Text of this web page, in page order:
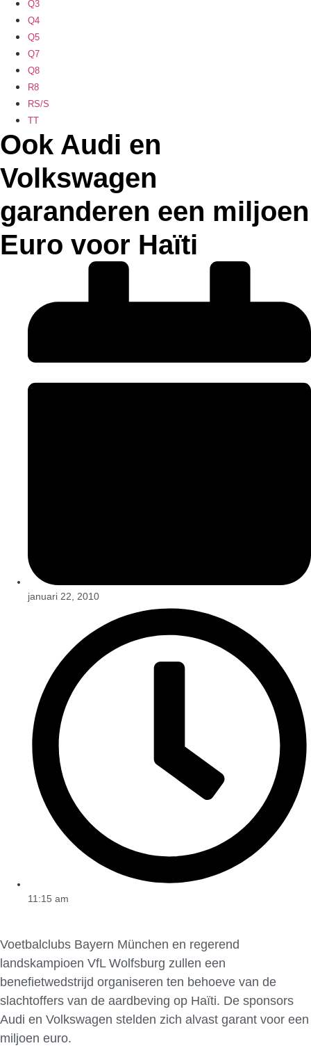
Q3
Q4
Q5
Q7
Q8
R8
RS/S
TT
Ook Audi en
Volkswagen
garanderen een miljoen
Euro voor Haïti
januari 22, 2010
11:15 am
Voetbalclubs Bayern München en regerend
landskampioen VfL Wolfsburg zullen een
benefietwedstrijd organiseren ten behoeve van de
slachtoffers van de aardbeving op Haïti. De sponsors
Audi en Volkswagen stelden zich alvast garant voor een
miljoen euro.